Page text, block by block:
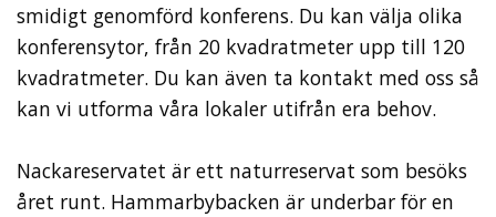
smidigt genomförd konferens. Du kan välja olika
konferensytor, från 20 kvadratmeter upp till 120
kvadratmeter. Du kan även ta kontakt med oss så
kan vi utforma våra lokaler utifrån era behov.
Nackareservatet är ett naturreservat som besöks
året runt. Hammarbybacken är underbar för en